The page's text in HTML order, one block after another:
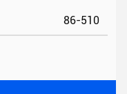
86-510